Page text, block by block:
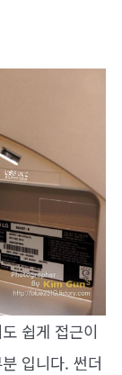
쉽게 접근이
입니다. 썬더